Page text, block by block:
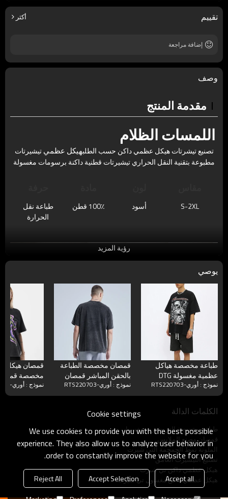
مادة
100٪ قطن
كم
تقييم أكثر
إضافة مراجعة
وصف
مقدمة المنتج
اللمسات الظلام
تصنيع تيشرتات هيكل عظمي داكن حسب الطلبهيكل عظمي تيشيرتات
مطبوعة بتقنية النقل الحراري تيشيرتات قطنية داكنة برسومات مغسولة
S-2XL أسود 100٪ قطن
طباعة نقل
الحرارة
رؤية المزيد
يوصي
طباعة مخصصة هياكل
عظمية مغسولة DTG
طباعة قمصان رجالية
سوداء بأكمام قصيرة
نموذج : أوري-RTS220703
قمصان مخصصة الطباعة
بالحقن المباشر قمصان
مطبوعة برسومات عتيقة
مغسولة ذات هيكل عظمي
نموذج : أوري-RTS220703
قمصان هيكل
مخصصة
قصيرة
الثلج الداكن
نموذج : أوري-RTS220703
الكلمات الدالة
طباعة مخصصة التي شيرت مغسول
قمصان مصنع الملابس
الملونة نمط الجمجمة التي شيرت
تصنيع التيشيرت الغامق
هيكل عظمي داكن تي شيرت
هيكل عظمي داكن مغسول تي شيرت
Cookie settings
We use cookies to provide you with the best possible
experience. They also allow us to analyze user behavior in
order to constantly improve the website for you.
Accept all
Accept Selection
Reject All